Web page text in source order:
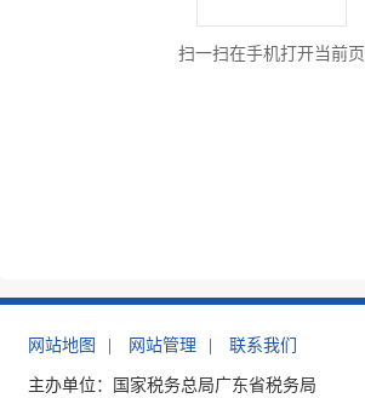
扫一扫在手机打开当前页
网站地图 | 网站管理 | 联系我们
主办单位：国家税务总局广东省税务局